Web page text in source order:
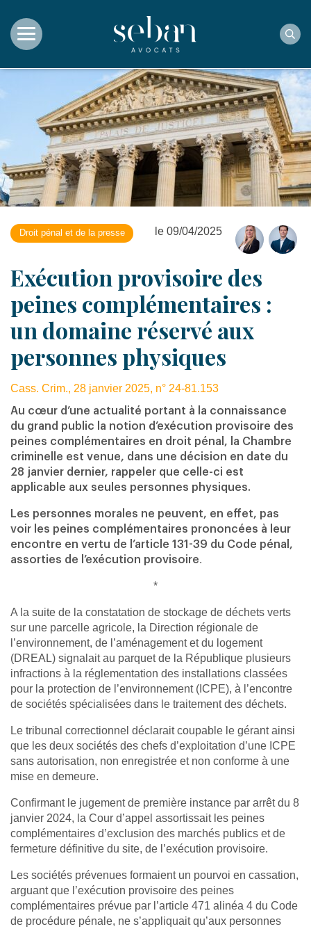
Droit pénal et de la presse le 09/04/2025
Exécution provisoire des
peines complémentaires :
un domaine réservé aux
personnes physiques
Cass. Crim., 28 janvier 2025, n° 24-81.153
Au cœur d’une actualité portant à la connaissance
du grand public la notion d’exécution provisoire des
peines complémentaires en droit pénal, la Chambre
criminelle est venue, dans une décision en date du
28 janvier dernier, rappeler que celle-ci est
applicable aux seules personnes physiques.
Les personnes morales ne peuvent, en effet, pas
voir les peines complémentaires prononcées à leur
encontre en vertu de l’article 131-39 du Code pénal,
assorties de l’exécution provisoire.
*
A la suite de la constatation de stockage de déchets verts
sur une parcelle agricole, la Direction régionale de
l’environnement, de l’aménagement et du logement
(DREAL) signalait au parquet de la République plusieurs
infractions à la réglementation des installations classées
pour la protection de l’environnement (ICPE), à l’encontre
de sociétés spécialisées dans le traitement des déchets.
Le tribunal correctionnel déclarait coupable le gérant ainsi
que les deux sociétés des chefs d’exploitation d’une ICPE
sans autorisation, non enregistrée et non conforme à une
mise en demeure.
Confirmant le jugement de première instance par arrêt du 8
janvier 2024, la Cour d’appel assortissait les peines
complémentaires d’exclusion des marchés publics et de
fermeture définitive du site, de l’exécution provisoire.
Les sociétés prévenues formaient un pourvoi en cassation,
arguant que l’exécution provisoire des peines
complémentaires prévue par l’article 471 alinéa 4 du Code
de procédure pénale, ne s’appliquait qu’aux personnes